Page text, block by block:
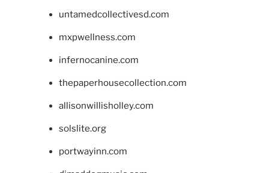
untamedcollectivesd.com
mxpwellness.com
infernocanine.com
thepaperhousecollection.com
allisonwillisholley.com
solslite.org
portwayinn.com